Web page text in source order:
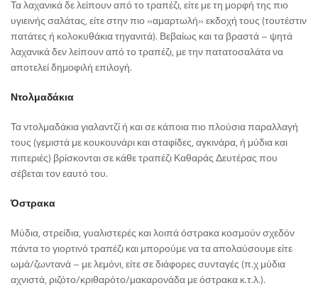
Τα λαχανικά δε λείπουν από το τραπέζι, είτε με τη μορφή της πιο
υγιεινής σαλάτας, είτε στην πιο «αμαρτωλή» εκδοχή τους (τουτέστιν
πατάτες ή κολοκυθάκια τηγανιτά). Βεβαίως και τα βραστά – ψητά
λαχανικά δεν λείπουν από το τραπέζι, με την πατατοσαλάτα να
αποτελεί δημοφιλή επιλογή.
Ντολμαδάκια
Τα ντολμαδάκια γιαλαντζί ή και σε κάποια πιο πλούσια παραλλαγή
τους (γεμιστά με κουκουνάρι και σταφίδες, αγκινάρα, ή μύδια και
πιπεριές) βρίσκονται σε κάθε τραπέζι Καθαράς Δευτέρας που
σέβεται τον εαυτό του.
Όστρακα
Μύδια, στρείδια, γυαλιστερές και λοιπά όστρακα κοσμούν σχεδόν
πάντα το γιορτινό τραπέζι και μπορούμε να τα απολαύσουμε είτε
ωμά/ζωντανά – με λεμόνι, είτε σε διάφορες συνταγές (π.χ μύδια
αχνιστά, ριζότο/κριθαρότο/μακαρονάδα με όστρακα κ.τ.λ.).